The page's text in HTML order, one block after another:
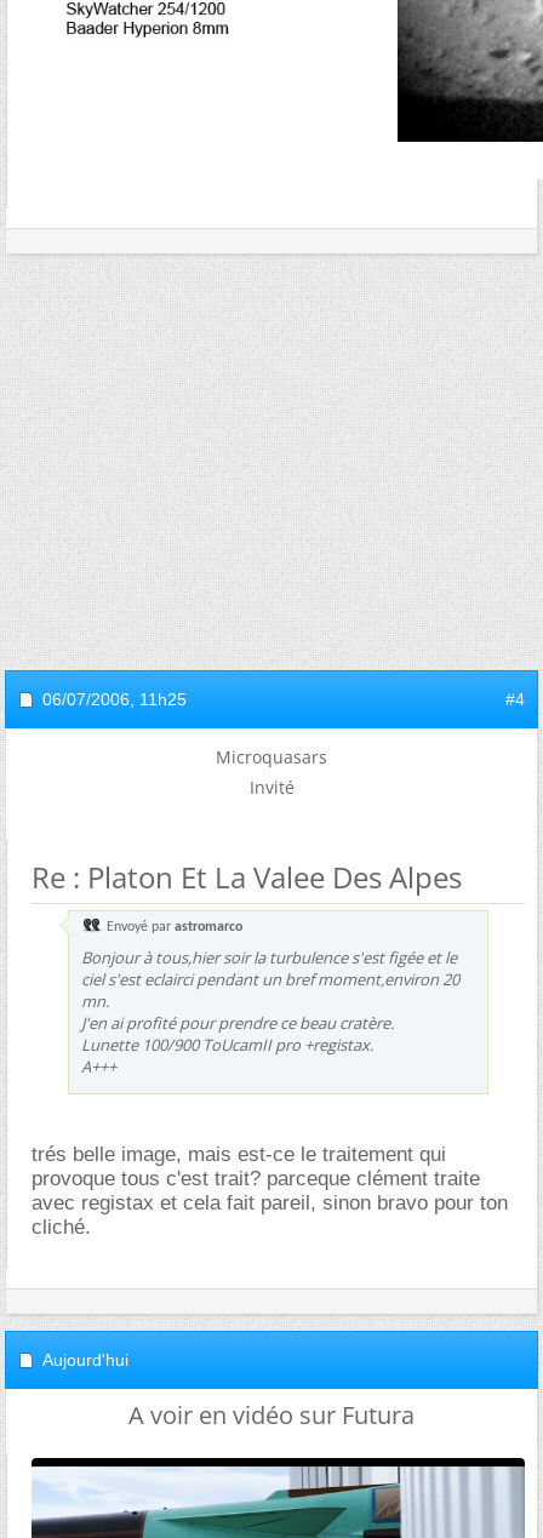
06/07/2006, 11h25 #4
Microquasars
Invité
Re : Platon Et La Valee Des Alpes
Envoyé par astromarco
Bonjour à tous,hier soir la turbulence s'est figée et le
ciel s'est eclairci pendant un bref moment,environ 20
mn.
J'en ai profité pour prendre ce beau cratère.
Lunette 100/900 ToUcamII pro +registax.
A+++
trés belle image, mais est-ce le traitement qui
provoque tous c'est trait? parceque clément traite
avec registax et cela fait pareil, sinon bravo pour ton
cliché.
Aujourd'hui
A voir en vidéo sur Futura